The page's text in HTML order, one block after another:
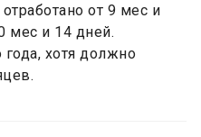
от 9 мес и
мес и 14 дней.
года, хотя должно